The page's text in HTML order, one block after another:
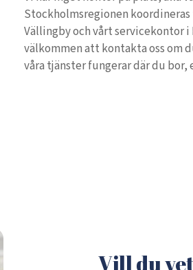
Stockholmsregionen
Vällingby och vårt servicekontor i
välkommen att kontakta oss om
våra tjänster fungerar där du bor,
Vill du